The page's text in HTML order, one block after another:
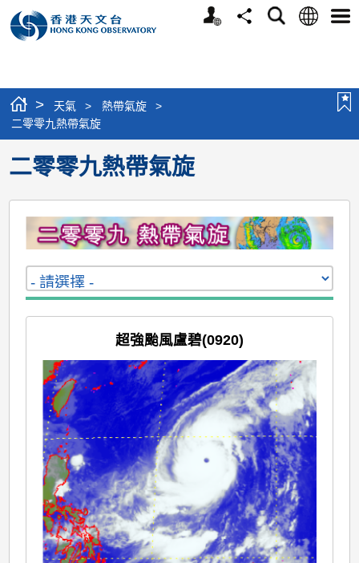
個
分
搜
語
選
> 天氣 > 熱帶氣旋
>
二零零九熱帶氣旋
二零零九熱帶氣旋
超強颱風盧碧(0920)